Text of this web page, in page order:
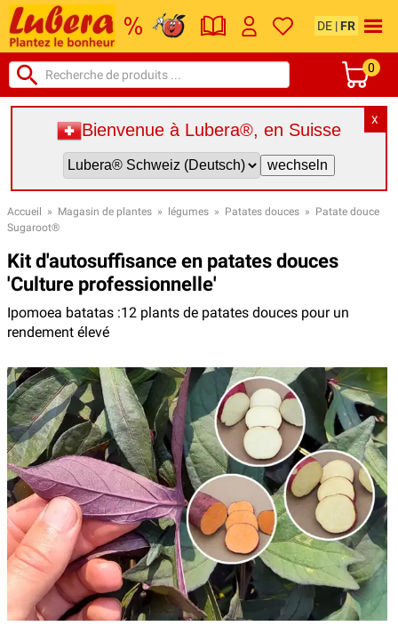
DE | FR
0
X
Bienvenue à Lubera®, en Suisse
Accueil » Magasin de plantes » légumes » Patates douces » Patate douce
Sugaroot®
Kit d'autosuffisance en patates douces
'Culture professionnelle'
Ipomoea batatas :12 plants de patates douces pour un
rendement élevé